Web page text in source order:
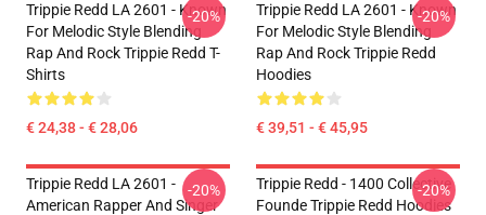
Trippie Redd LA 2601 - Known
For Melodic Style Blending
Rap And Rock Trippie Redd T-
Shirts
€ 24,38 - € 28,06
-20%
Trippie Redd LA 2601 - Known
For Melodic Style Blending
Rap And Rock Trippie Redd
Hoodies
€ 39,51 - € 45,95
-20%
Trippie Redd LA 2601 -
American Rapper And Singer
-20%
Trippie Redd - 1400 Collective
Founde Trippie Redd Hoodies
-20%